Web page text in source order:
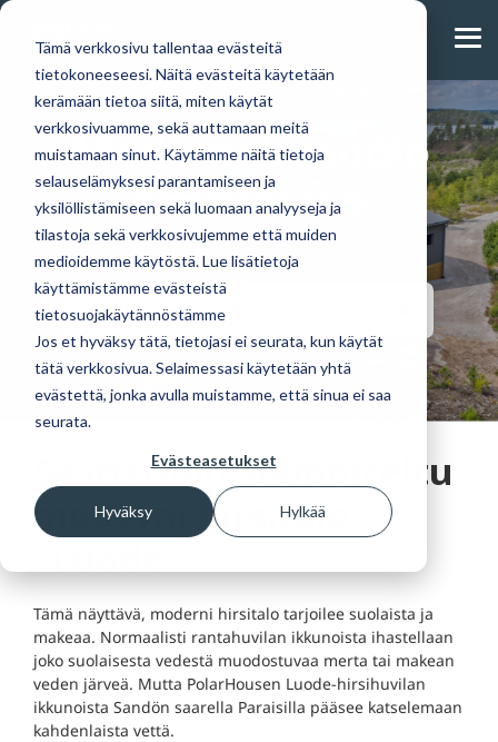
Tämä verkkosivu tallentaa evästeitä
tietokoneeseesi. Näitä evästeitä käytetään
kerämään tietoa siitä, miten käytät
verkkosivuamme, sekä auttamaan meitä
muistamaan sinut. Käytämme näitä tietoja
selauselämyksesi parantamiseen ja
yksilöllistämiseen sekä luomaan analyyseja ja
tilastoja sekä verkkosivujemme että muiden
medioidemme käytöstä. Lue lisätietoja
käyttämistämme evästeistä
tietosuojakäytännöstämme
Jos et hyväksy tätä, tietojasi ei seurata, kun käytät
tätä verkkosivua. Selaimessasi käytetään yhtä
evästettä, jonka avulla muistamme, että sinua ei saa
seurata.
Evästeasetukset
Hyväksy Hylkää
Skip
main
content.
Huvila- ja
mökkimallistostamme
löydät modernit
ja perinteiset
suosikit.
Suunnittelemme
malleja myös
yksilöllisesti.
Mökit ja huvilat
Tutustu
omakotitalomalleihimme.
PolarHouse-
talopaketti
tarjoaa
vapauden
muokata
suunnitelmia ja
materiaaleja
toiveidesi
mukaan.
Täältä löydät tulevat
mökkinäyttelyt,
tapahtumat ja muut
ajankohtaiset uutiset
Ajankohtaista
Lue blogistamme
uusimmat artikkelit ja
tutustu lähemmin
hirsitalopaketin
hankintaan ja
Blogi
Moderni hirsitalo
saaristossa
OLEN KIINNOSTUNUT TÄSTÄ MALLISTA
Saaristoon suunniteltu
moderni hirsitalo
"Luode"
Tämä näyttävä, moderni hirsitalo tarjoilee suolaista ja
makeaa. Normaalisti rantahuvilan ikkunoista ihastellaan
joko suolaisesta vedestä muodostuvaa merta tai makean
veden järveä. Mutta PolarHousen Luode-hirsihuvilan
ikkunoista Sandön saarella Paraisilla pääsee katselemaan
kahdenlaista vettä.